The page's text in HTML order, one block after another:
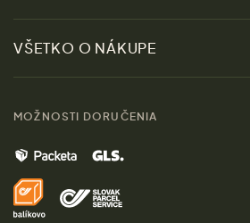
Udržateľnosť
Kontakt
Značky
Pre médiá
Zľavy
Ženy
Muži
Domov
Darčeky
VŠETKO O NÁKUPE
Doprava a platba
MOŽNOSTI DORUČENIA